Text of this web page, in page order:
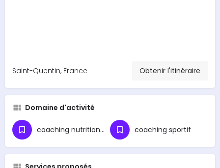
Saint-Quentin, France Obtenir l'itinéraire
Domaine d'activité
coaching nutritionnel coaching sportif